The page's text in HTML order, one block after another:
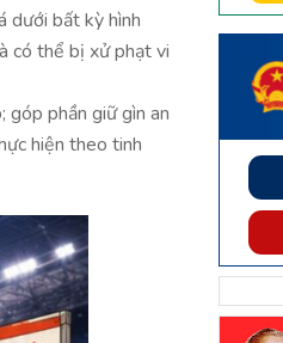
dưới bất kỳ hình
có thể bị xử phạt vi
góp phần giữ gìn an
hiện theo tinh